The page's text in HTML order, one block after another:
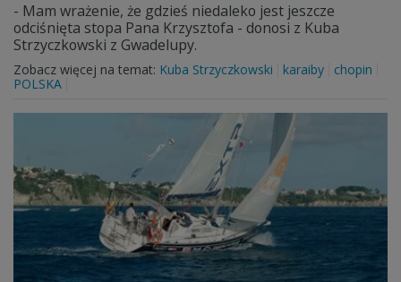
- Mam wrażenie, że gdzieś niedaleko jest jeszcze
odciśnięta stopa Pana Krzysztofa - donosi z Kuba
Strzyczkowski z Gwadelupy.
Zobacz więcej na temat: Kuba Strzyczkowski karaiby
chopin
POLSKA